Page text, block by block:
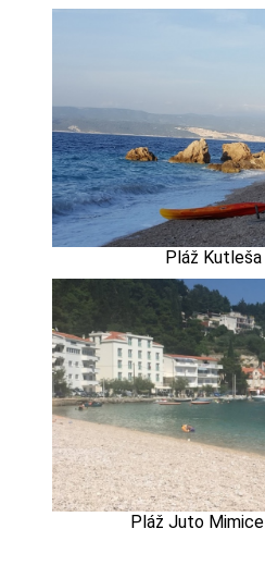
Pláž
Pláž Juto